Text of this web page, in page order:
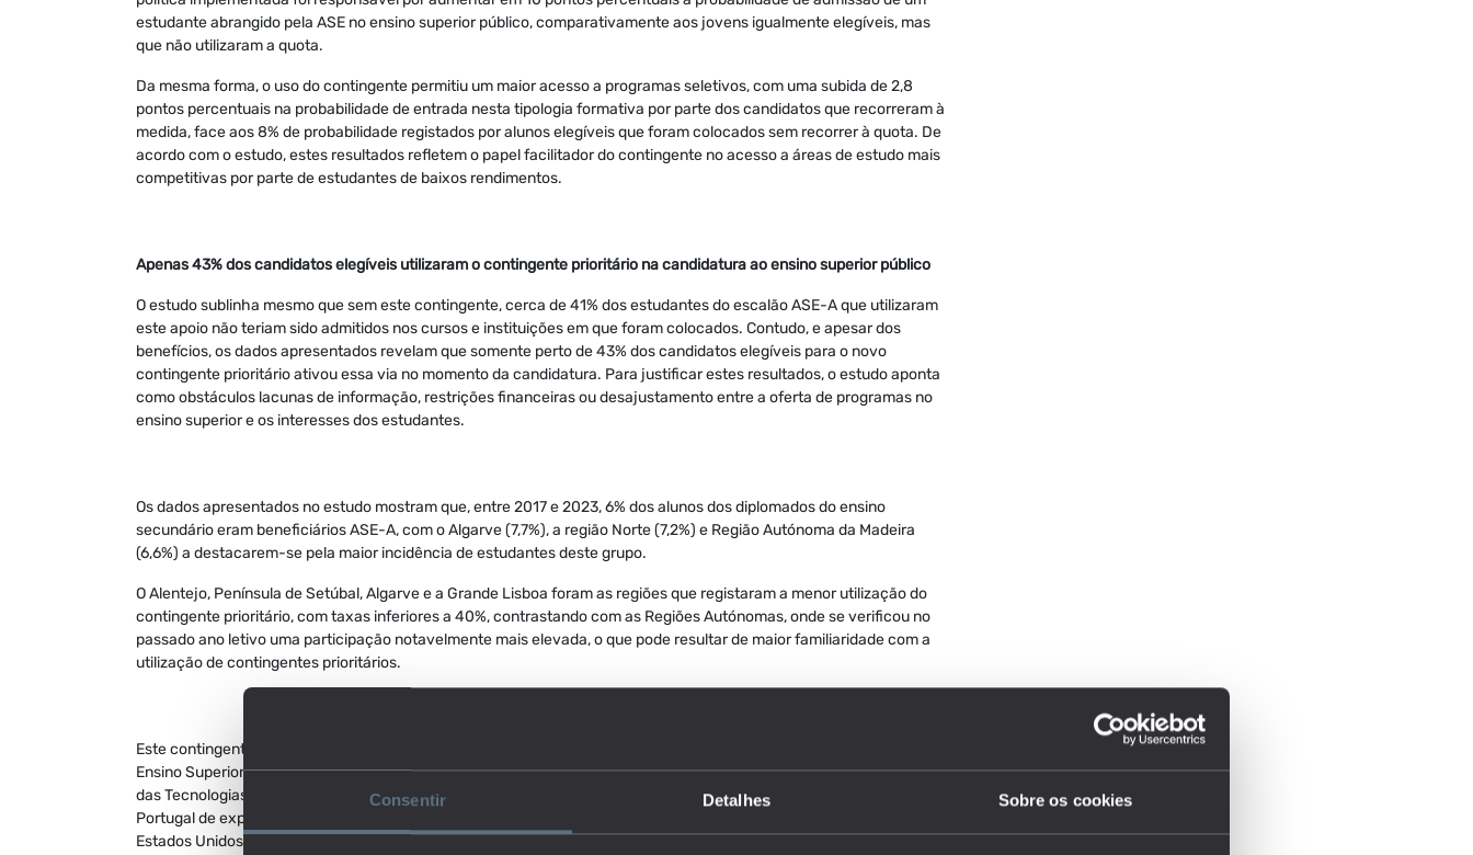
Consentir Detalhes Sobre os cookies
estudante abrangido pela ASE no ensino superior público, comparativamente aos jovens igualmente elegíveis, mas
que não utilizaram a quota.
Da mesma forma, o uso do contingente permitiu um maior acesso a programas seletivos, com uma subida de 2,8
pontos percentuais na probabilidade de entrada nesta tipologia formativa por parte dos candidatos que recorreram à
medida, face aos 8% de probabilidade registados por alunos elegíveis que foram colocados sem recorrer à quota. De
acordo com o estudo, estes resultados refletem o papel facilitador do contingente no acesso a áreas de estudo mais
competitivas por parte de estudantes de baixos rendimentos.
Apenas 43% dos candidatos elegíveis utilizaram o contingente prioritário na candidatura ao ensino superior público
O estudo sublinha mesmo que sem este contingente, cerca de 41% dos estudantes do escalão ASE-A que utilizaram
este apoio não teriam sido admitidos nos cursos e instituições em que foram colocados. Contudo, e apesar dos
benefícios, os dados apresentados revelam que somente perto de 43% dos candidatos elegíveis para o novo
contingente prioritário ativou essa via no momento da candidatura. Para justificar estes resultados, o estudo aponta
como obstáculos lacunas de informação, restrições financeiras ou desajustamento entre a oferta de programas no
ensino superior e os interesses dos estudantes.
Os dados apresentados no estudo mostram que, entre 2017 e 2023, 6% dos alunos dos diplomados do ensino
secundário eram beneficiários ASE-A, com o Algarve (7,7%), a região Norte (7,2%) e Região Autónoma da Madeira
(6,6%) a destacarem-se pela maior incidência de estudantes deste grupo.
O Alentejo, Península de Setúbal, Algarve e a Grande Lisboa foram as regiões que registaram a menor utilização do
contingente prioritário, com taxas inferiores a 40%, contrastando com as Regiões Autónomas, onde se verificou no
passado ano letivo uma participação notavelmente mais elevada, o que pode resultar de maior familiaridade com a
utilização de contingentes prioritários.
Este contingente prioritário desempenhou um papel importante na promoção de uma maior inclusão e diversidade no
Ensino Superior em Portugal, sobretudo em áreas científicas de maior competitividade, como é o caso das Ciências e
das Tecnologias. O estudo refere que, ao promover uma maior igualdade de oportunidades, esta política aproxima
Portugal de experiências internacionais bem-sucedidas, como as implementadas, por exemplo, no Brasil e nos
Estados Unidos, que há muito recorrem a políticas de ação afirmativa para mitigar as desigualdades sociais e